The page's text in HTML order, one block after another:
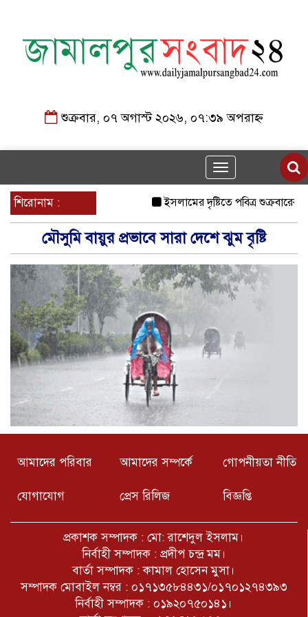
শুক্রবার, ০৭ অগাস্ট ২০২৬, ০৭:৩৯ অপরাহ্ন
Toggle
navigation
শিরোনাম :
ইসলামের দৃষ্টিতে পবিত্র শুক্রবারের
মৌসুমি বায়ুর প্রভাবে সারা দেশে ঝুম বৃষ্টি
আমাদের পরিবার আমাদের সম্পর্কে গোপনীয়তা নীতি
যোগাযোগ প্রেস রিলিজ বিজ্ঞপ্তি
প্রকাশক সম্পাদক : মো: রাশেদুল ইসলাম।
নির্বাহী সম্পাদক : প্রদীপ চন্দ্র মম।
বার্তা সম্পাদক : কামাল হোসেন মুসা।
সম্পাদক মোবাইল নম্বর : ০১৭১৩৫৮৪৪৩১/০১৭০১২৭৪৩৯৩
নির্বাহী সম্পাদক : ০১৯২০৭৫০১৪১।